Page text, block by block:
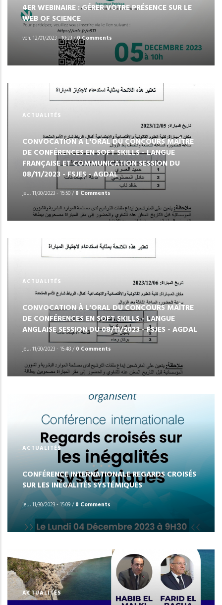
4ER WEBINAIRE : GÉRER VOTRE PRÉSENCE SUR LE
WEB OF SCIENCE
ven, 12/01/2023 - 10:23/0 Comments
ACTUALITÉS
CONVOCATION À L'ORAL DU CONCOURS MAÎTRE
DE CONFÉRENCES EN SOFT SKILLS - LANGUE
FRANÇAISE ET COMMUNICATION SESSION DU
08/11/2023 - FSJES - AGDAL
jeu, 11/30/2023 - 15:50/0 Comments
ACTUALITÉS
CONVOCATION À L'ORAL DU CONCOURS MAÎTRE
DE CONFÉRENCES EN SOFT SKILLS - LANGUE
ANGLAISE SESSION DU 08/11/2023 - FSJES - AGDAL
jeu, 11/30/2023 - 15:48/0 Comments
ACTUALITÉS
CONFÉRENCE INTERNATIONALE REGARDS CROISÉS
SUR LES INÉGALITÉS SYSTÉMIQUES
jeu, 11/30/2023 - 15:09/0 Comments
ACTUALITÉS